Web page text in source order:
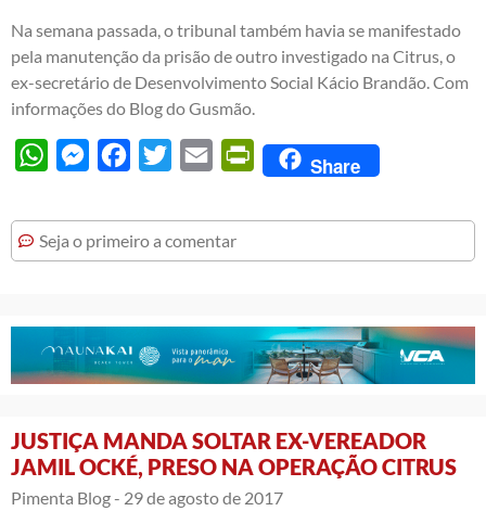
Na semana passada, o tribunal também havia se manifestado
pela manutenção da prisão de outro investigado na Citrus, o
ex-secretário de Desenvolvimento Social Kácio Brandão. Com
informações do Blog do Gusmão.
WhatsAppMessengerFacebook
Twitter Email PrintFriendly
Share
Seja o primeiro a comentar
JUSTIÇA MANDA SOLTAR EX-VEREADOR
JAMIL OCKÉ, PRESO NA OPERAÇÃO CITRUS
Pimenta Blog - 29 de agosto de 2017